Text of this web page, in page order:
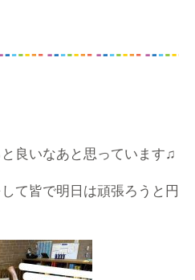
良いなあと思っています♫
て皆で明日は頑張ろうと円